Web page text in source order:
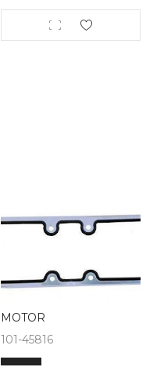
MOTOR
101-45816